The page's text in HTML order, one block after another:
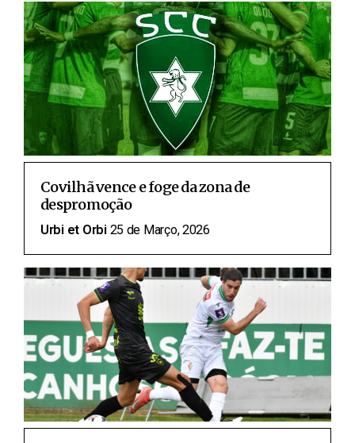
Covilhã vence e foge da zona de
despromoção
Urbi et Orbi 25 de Março, 2026